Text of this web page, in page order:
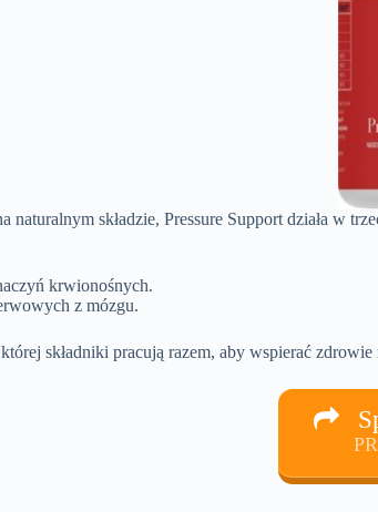
naturalnym składzie, Pressure Support działa w
krwionośnych.
z mózgu.
składniki pracują razem, aby wspierać